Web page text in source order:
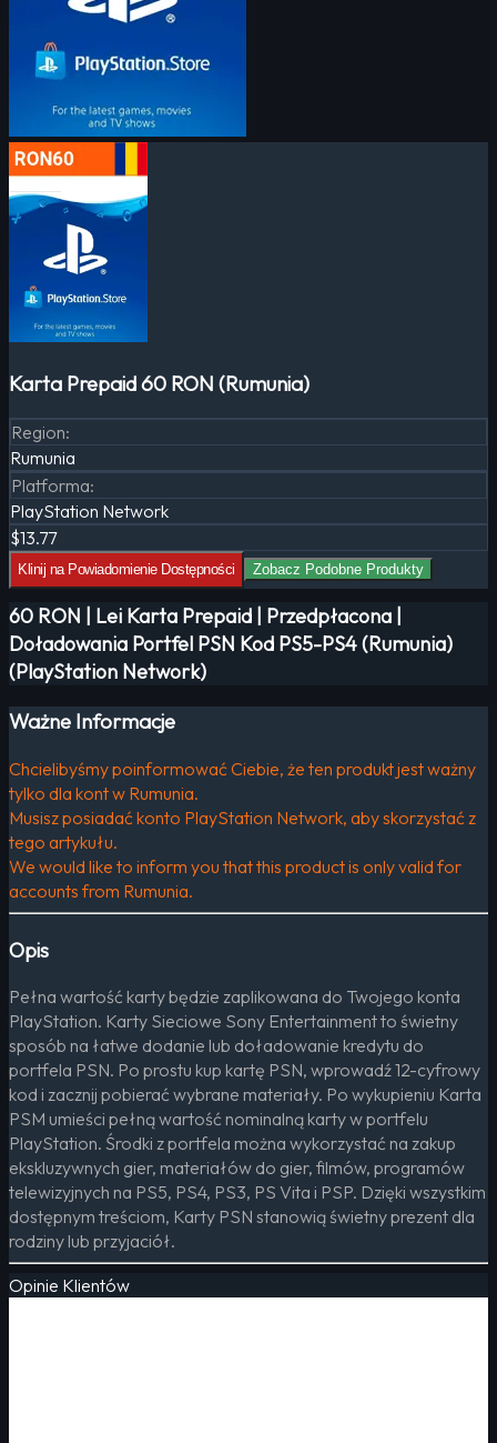
Karta Prepaid 60 RON (Rumunia)
Region:
Rumunia
Platforma:
PlayStation Network
$13.77
Klinij na Powiadomienie Dostępności Zobacz Podobne Produkty
60 RON | Lei Karta Prepaid | Przedpłacona |
Doładowania Portfel PSN Kod PS5-PS4 (Rumunia)
(PlayStation Network)
Ważne Informacje
Chcielibyśmy poinformować Ciebie, że ten produkt jest ważny
tylko dla kont w Rumunia.
Musisz posiadać konto PlayStation Network, aby skorzystać z
tego artykułu.
We would like to inform you that this product is only valid for
accounts from Rumunia.
Opis
Pełna wartość karty będzie zaplikowana do Twojego konta
PlayStation. Karty Sieciowe Sony Entertainment to świetny
sposób na łatwe dodanie lub doładowanie kredytu do
portfela PSN. Po prostu kup kartę PSN, wprowadź 12-cyfrowy
kod i zacznij pobierać wybrane materiały. Po wykupieniu Karta
PSM umieści pełną wartość nominalną karty w portfelu
PlayStation. Środki z portfela można wykorzystać na zakup
ekskluzywnych gier, materiałów do gier, filmów, programów
telewizyjnych na PS5, PS4, PS3, PS Vita i PSP. Dzięki wszystkim
dostępnym treściom, Karty PSN stanowią świetny prezent dla
rodziny lub przyjaciół.
Opinie Klientów